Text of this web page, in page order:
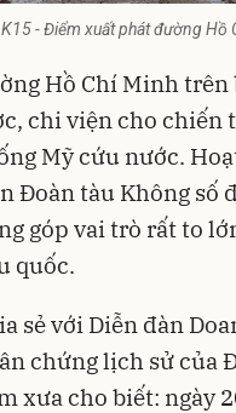
- Điểm xuất phát đường Hồ
Hồ Chí Minh trên
chi viện cho chiến
Mỹ cứu nước.
Đoàn tàu Không số
góp vai trò rất to
quốc.
sẻ với Diễn đàn
chứng lịch sử của
xưa cho biết: ngày